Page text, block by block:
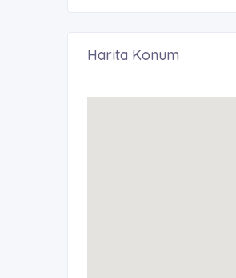
Harita Konum